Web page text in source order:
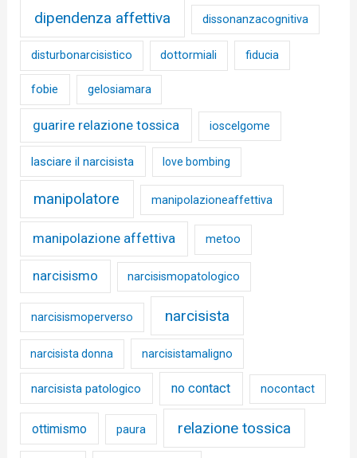
dipendenza affettiva dissonanzacognitiva
disturbonarcisistico dottormiali fiducia
fobie gelosiamara
guarire relazione tossica ioscelgome
lasciare il narcisista love bombing
manipolatore manipolazioneaffettiva
manipolazione affettiva metoo
narcisismo narcisismopatologico
narcisismoperverso narcisista
narcisista donna narcisistamaligno
narcisista patologico no contact nocontact
ottimismo paura relazione tossica